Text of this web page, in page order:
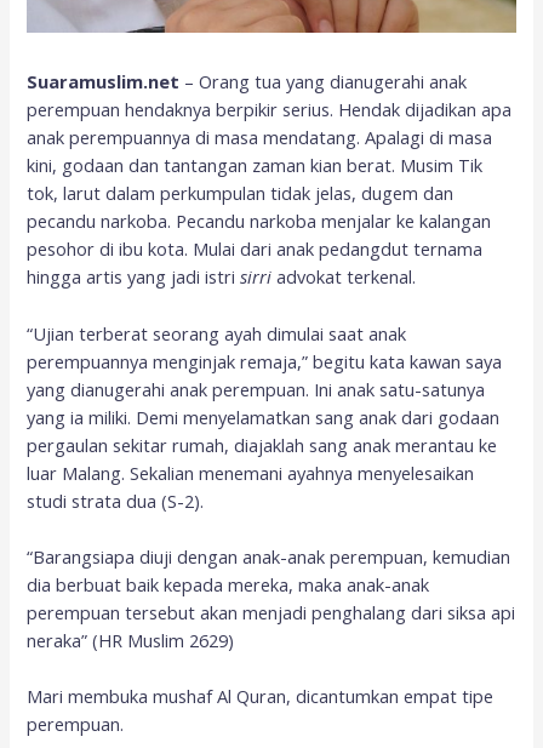
Suaramuslim.net – Orang tua yang dianugerahi anak
perempuan hendaknya berpikir serius. Hendak dijadikan apa
anak perempuannya di masa mendatang. Apalagi di masa
kini, godaan dan tantangan zaman kian berat. Musim Tik
tok, larut dalam perkumpulan tidak jelas, dugem dan
pecandu narkoba. Pecandu narkoba menjalar ke kalangan
pesohor di ibu kota. Mulai dari anak pedangdut ternama
hingga artis yang jadi istrisirri advokat terkenal.
“Ujian terberat seorang ayah dimulai saat anak
perempuannya menginjak remaja,” begitu kata kawan saya
yang dianugerahi anak perempuan. Ini anak satu-satunya
yang ia miliki. Demi menyelamatkan sang anak dari godaan
pergaulan sekitar rumah, diajaklah sang anak merantau ke
luar Malang. Sekalian menemani ayahnya menyelesaikan
studi strata dua (S-2).
“Barangsiapa diuji dengan anak-anak perempuan, kemudian
dia berbuat baik kepada mereka, maka anak-anak
perempuan tersebut akan menjadi penghalang dari siksa api
neraka” (HR Muslim 2629)
Mari membuka mushaf Al Quran, dicantumkan empat tipe
perempuan.